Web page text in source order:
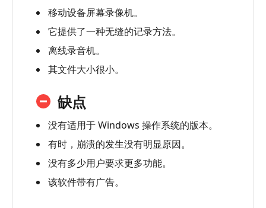
移动设备屏幕录像机。
它提供了一种无缝的记录方法。
离线录音机。
其文件大小很小。
缺点
没有适用于 Windows 操作系统的版本。
有时，崩溃的发生没有明显原因。
没有多少用户要求更多功能。
该软件带有广告。